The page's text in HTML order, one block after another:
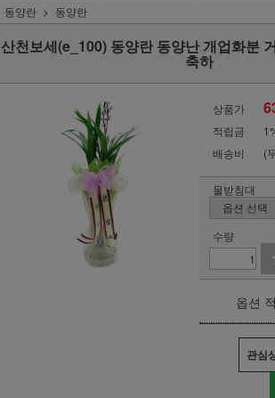
동양란 동양란
산천보세(e_100) 동양란 동양난 개업화분
축하
상품가
적립금
배송비
(
물받침대
수량
옵션
관심